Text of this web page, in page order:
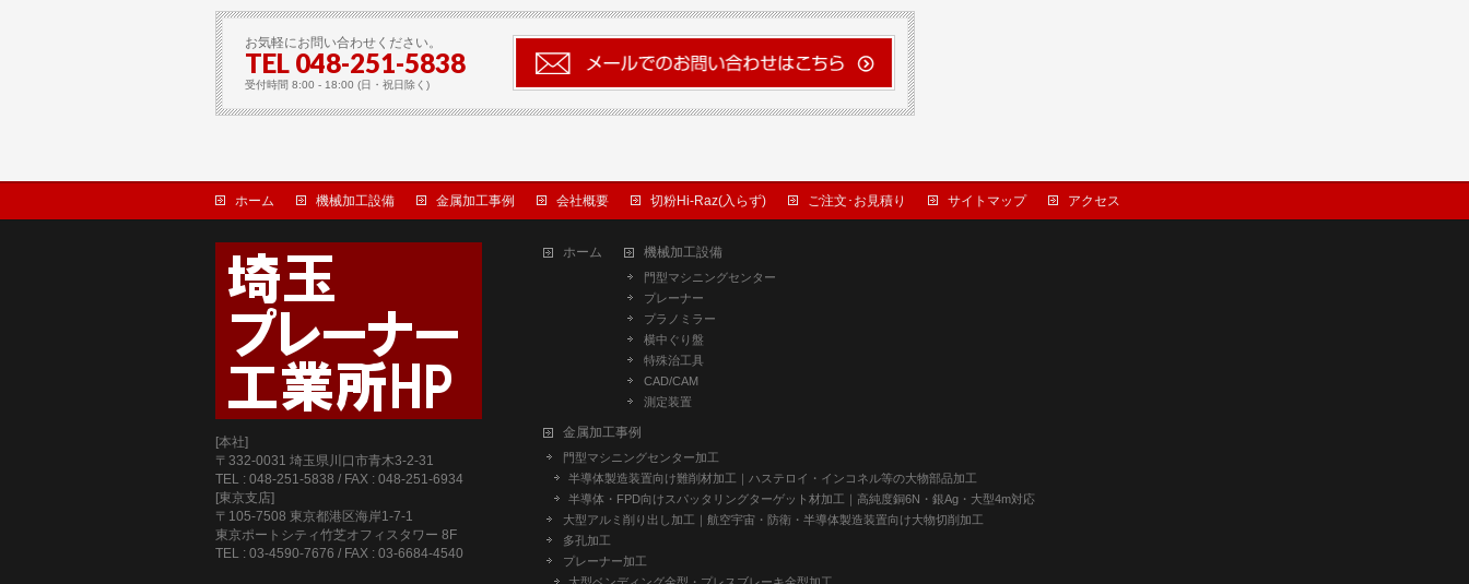
お気軽にお問い合わせください。
TEL 048-251-5838
受付時間 8:00 - 18:00 (日・祝日除く)
ホーム 機械加工設備 金属加工事例 会社概要 切粉Hi-Raz(入らず) ご注文･お見積り サイトマップ アクセス
[本社]
〒332-0031 埼玉県川口市青木3-2-31
TEL : 048-251-5838 / FAX : 048-251-6934
[東京支店]
〒105-7508 東京都港区海岸1-7-1
東京ポートシティ竹芝オフィスタワー 8F
TEL : 03-4590-7676 / FAX : 03-6684-4540
ホーム 機械加工設備
門型マシニングセンター
プレーナー
プラノミラー
横中ぐり盤
特殊治工具
CAD/CAM
測定装置
金属加工事例
門型マシニングセンター加工
半導体製造装置向け難削材加工｜ハステロイ・インコネル等の大物部品加工
半導体・FPD向けスパッタリングターゲット材加工｜高純度銅6N・銀Ag・大型4m対応
大型アルミ削り出し加工｜航空宇宙・防衛・半導体製造装置向け大物切削加工
多孔加工
プレーナー加工